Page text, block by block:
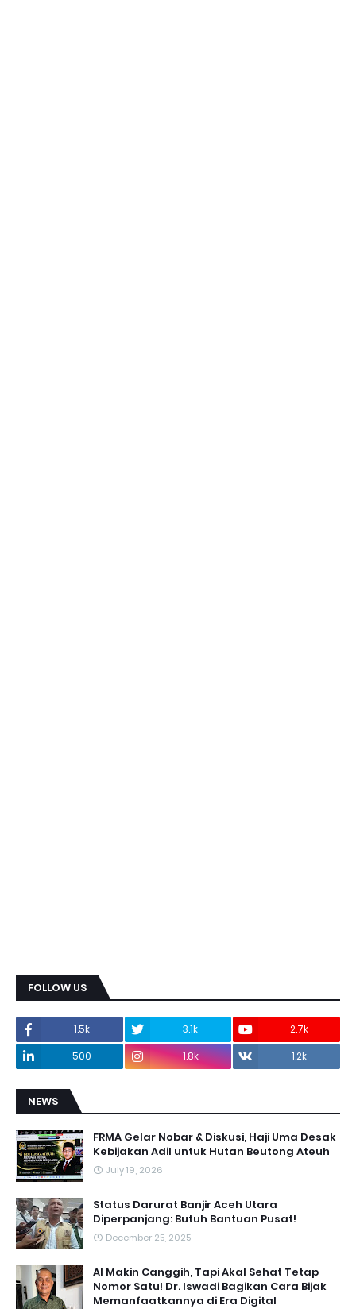
FOLLOW US
1.5k 3.1k
2.7k
500
1.8k 1.2k
NEWS
FRMA Gelar Nobar & Diskusi, Haji Uma Desak
Kebijakan Adil untuk Hutan Beutong Ateuh
July 19, 2026
Status Darurat Banjir Aceh Utara
Diperpanjang: Butuh Bantuan Pusat!
December 25, 2025
AI Makin Canggih, Tapi Akal Sehat Tetap
Nomor Satu! Dr. Iswadi Bagikan Cara Bijak
Memanfaatkannya di Era Digital